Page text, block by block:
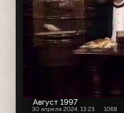
Август 1997
30 апреля 2024, 13:23 1068